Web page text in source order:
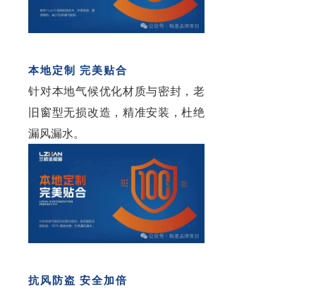
本地定制 完美贴合
针对本地气候优化材质与密封，老
旧窗型无损改造，精准安装，杜绝
漏风漏水。
抗风防盗 安全加倍